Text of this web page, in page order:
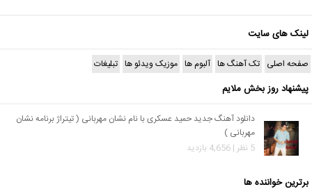
لینک های سایت
صفحه اصلی تک آهنگ ها آلبوم ها موزیک ویدئو ها تبلیغات
پیشنهاد روز بخش ملایم
دانلود آهنگ جدید حمید عسکری با نام نشان مهربانی ( تیتراژ برنامه نشان
مهربانی )
5 نظر | 4,656 بازدید
برترین خواننده ها